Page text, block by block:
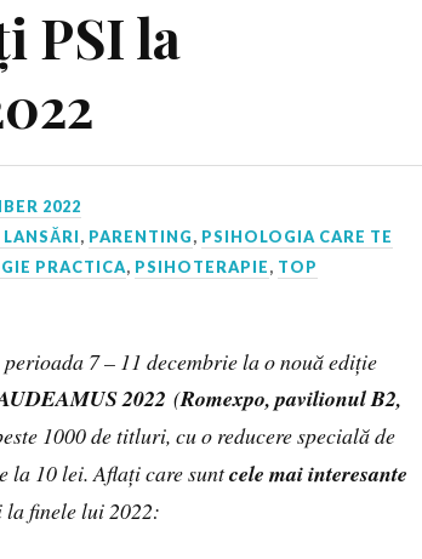
PSI la
2022
, PARENTING, PSIHOLOGIA CARE TE
PRACTICA, PSIHOTERAPIE, TOP
7 – 11 decembrie la o nouă ediție
2022(Romexpo, pavilionul B2,
1000 de titluri, cu o reducere specială de
la 10 lei. Aflați care suntcele mai interesante
la finele lui 2022: